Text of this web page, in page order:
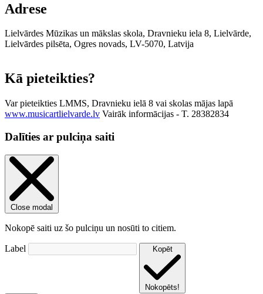
Adrese
Lielvārdes Mūzikas un mākslas skola, Dravnieku iela 8, Lielvārde,
Lielvārdes pilsēta, Ogres novads, LV-5070, Latvija
Kā pieteikties?
Var pieteikties LMMS, Dravnieku ielā 8 vai skolas mājas lapā
www.musicartlielvarde.lv Vairāk informācijas - T. 28382834
Dalīties ar pulciņa saiti
Close modal
Nokopē saiti uz šo pulciņu un nosūti to citiem.
Label Kopēt
Nokopēts!